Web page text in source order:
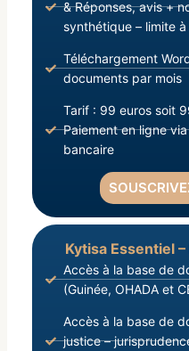
& Réponses, avis +
synthétique – limite
Téléchargement
documents par mois
Tarif : 99 euros soit
Paiement en ligne
bancaire
Kytisa Essentiel
Accès à la base de
(Guinée, OHADA et
Accès à la base de
justice –